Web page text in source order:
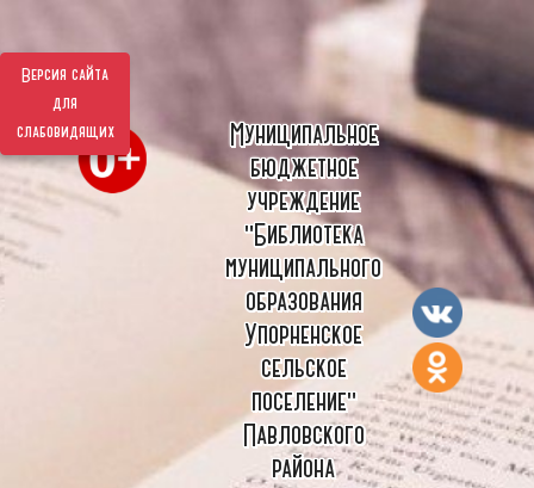
Версия сайта
для
слабовидящих
Муниципальное
бюджетное
учреждение
"Библиотека
муниципального
образования
Упорненское
сельское
поселение"
Павловского
района